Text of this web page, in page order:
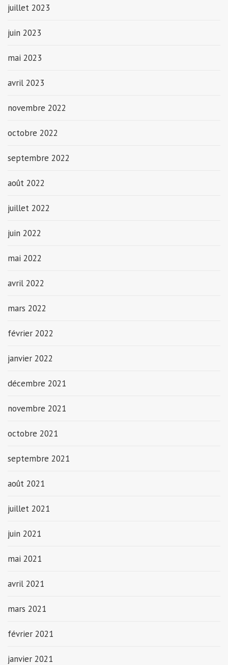
juillet 2023
juin 2023
mai 2023
avril 2023
novembre 2022
octobre 2022
septembre 2022
août 2022
juillet 2022
juin 2022
mai 2022
avril 2022
mars 2022
février 2022
janvier 2022
décembre 2021
novembre 2021
octobre 2021
septembre 2021
août 2021
juillet 2021
juin 2021
mai 2021
avril 2021
mars 2021
février 2021
janvier 2021